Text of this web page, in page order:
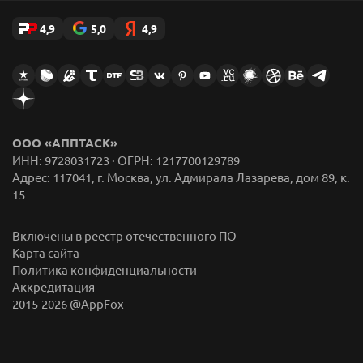
4,9 5,0 4,9
ООО «АППТАСК»
ИНН: 9728031723 · ОГРН: 1217700129789
Адрес: 117041, г. Москва, ул. Адмирала Лазарева, дом 89, к.
15
2015-2026 @AppFox
Аккредитация
Политика конфиденциальности
Карта сайта
Включены в реестр отечественного ПО